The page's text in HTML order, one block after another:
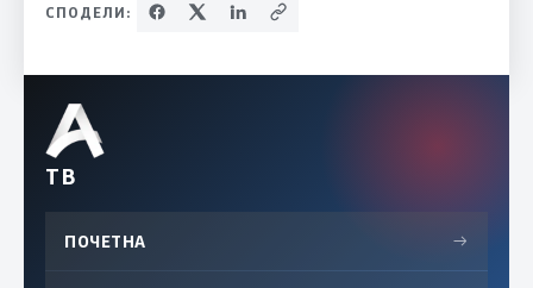
СПОДЕЛИ:
ТВ
ПОЧЕТНА →